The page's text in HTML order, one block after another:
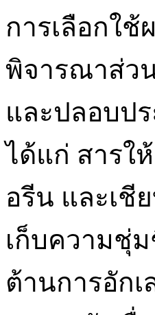
การเลือกใ
พิจารณาส่ว
และปลอบป
ได้แก่ สารใ
อรีน และเชี
เก็บความชุ่
ต้านการอักเ